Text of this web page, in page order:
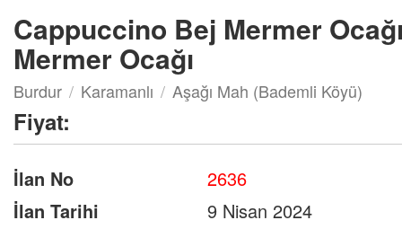
Cappuccino Bej Mermer
Mermer Ocağı
Burdur Karamanlı Aşağı Mah (Bademli Köyü)
Fiyat:
İlan No
2636
İlan Tarihi
9 Nisan 2024